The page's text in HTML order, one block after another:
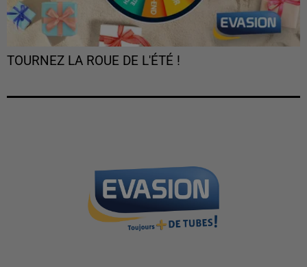
TOURNEZ LA ROUE DE L'ÉTÉ !